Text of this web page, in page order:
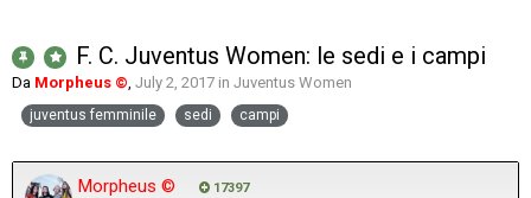
F. C. Juventus Women: le sedi e i campi
Da Morpheus ©, July 2, 2017 in Juventus Women
juventus femminile sedi campi
Morpheus © 17397